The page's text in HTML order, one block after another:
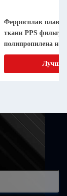
Ферросплав
ткани PPS
полипропилена не